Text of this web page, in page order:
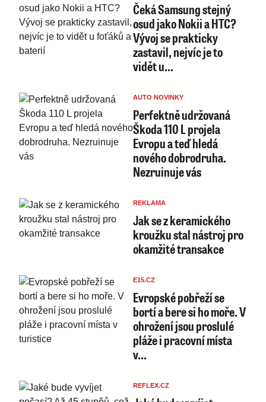
Čeká Samsung stejný
osud jako Nokii a HTC?
Vývoj se prakticky
zastavil, nejvíc je to
vidět u…
AUTO NOVINKY
Perfektně udržovaná
Škoda 110 L projela
Evropu a teď hledá
nového dobrodruha.
Nezruinuje vás
REKLAMA
Jak se z keramického
kroužku stal nástroj pro
okamžité transakce
E15.CZ
Evropské pobřeží se
bortí a bere si ho moře. V
ohrožení jsou proslulé
pláže i pracovní místa
v…
REFLEX.CZ